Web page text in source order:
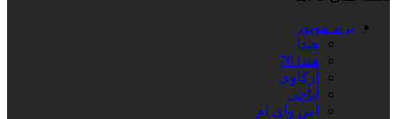
برند موتور
هندا
هندا 70
آرکاوی
آپاچی
اس وای ام